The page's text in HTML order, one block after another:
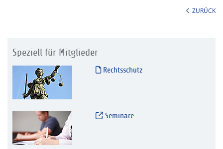
ZURÜCK
Speziell für Mitglieder
Rechtsschutz
Seminare